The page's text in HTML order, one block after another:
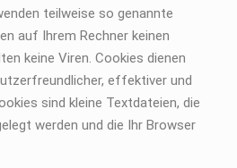
teilweise so genannte
auf Ihrem Rechner keinen
keine Viren. Cookies dienen
effektiver und
sind kleine Textdateien, die
werden und die Ihr Browser